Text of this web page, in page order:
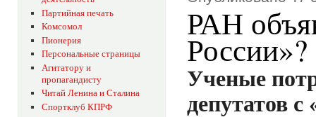
Партийная печать
Комсомол
Пионерия
Персональные страницы
Агитатору и
пропагандисту
Читай Ленина и Сталина
Спортклуб КПРФ
РАН
России»?
Ученые
депутатов